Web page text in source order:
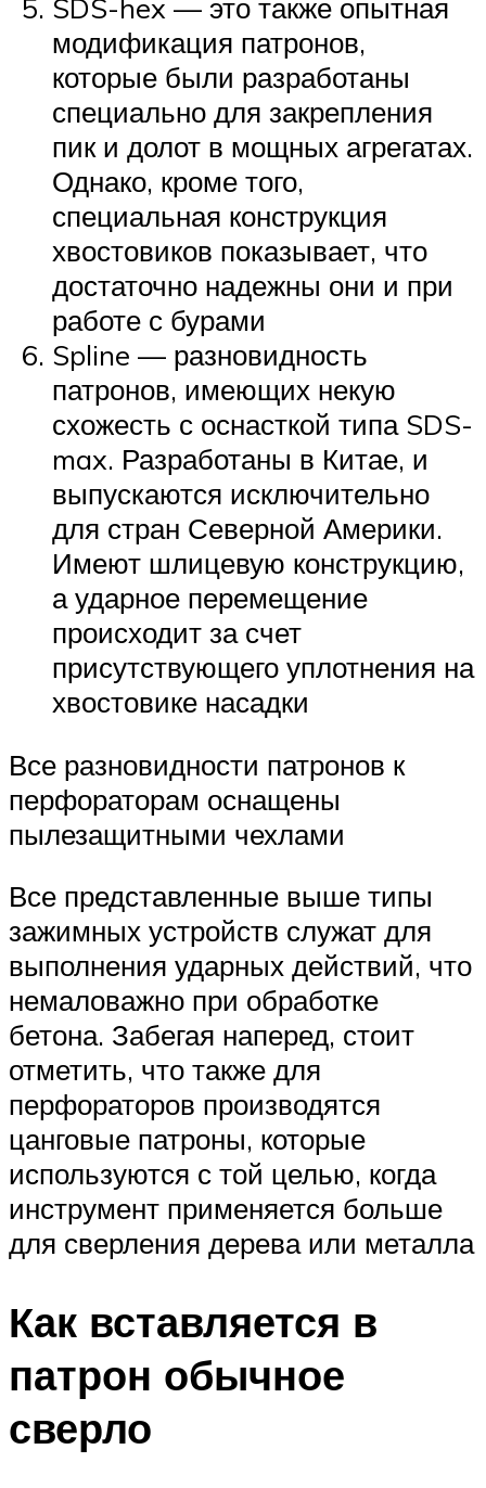
SDS-hex — это также опытная
модификация патронов,
которые были разработаны
специально для закрепления
пик и долот в мощных агрегатах.
Однако, кроме того,
специальная конструкция
хвостовиков показывает, что
достаточно надежны они и при
работе с бурами
Spline — разновидность
патронов, имеющих некую
схожесть с оснасткой типа SDS-
max. Разработаны в Китае, и
выпускаются исключительно
для стран Северной Америки.
Имеют шлицевую конструкцию,
а ударное перемещение
происходит за счет
присутствующего уплотнения на
хвостовике насадки
Все разновидности патронов к
перфораторам оснащены
пылезащитными чехлами
Все представленные выше типы
зажимных устройств служат для
выполнения ударных действий, что
немаловажно при обработке
бетона. Забегая наперед, стоит
отметить, что также для
перфораторов производятся
цанговые патроны, которые
используются с той целью, когда
инструмент применяется больше
для сверления дерева или металла
Как вставляется в
патрон обычное
сверло